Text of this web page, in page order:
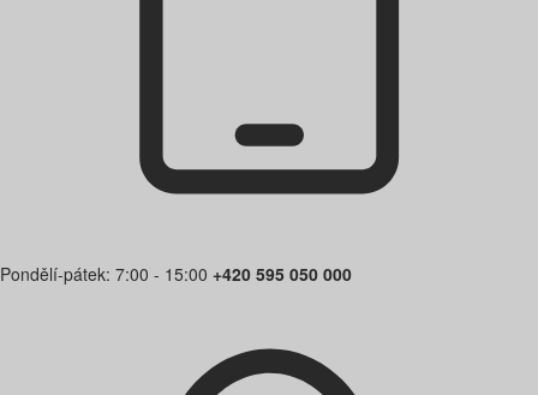
Pondělí-pátek: 7:00 - 15:00 +420 595 050 000